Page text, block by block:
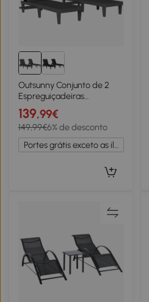
Outsunny Conjunto de 2
Espreguiçadeiras
Reclináveis de Plástico PP
com Bandeja Lateral
Encosto Ajustável em 5
Posições 192x57x28,5 cm
Cinzento
139,99€
149,99€6% de desconto
Portes grátis exceto as ilhas